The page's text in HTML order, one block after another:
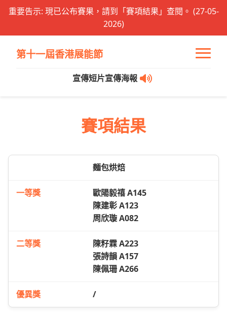
重要告示: 現已公布賽果，請到「賽項結果」查閱。 (27-05-
2026)
宣傳短片宣傳海報
第十一屆香港展能節
賽項結果
麵包烘焙
歐陽毅禧 A145
陳建彰 A123
周欣璇 A082
陳籽霖 A223
張詩韻 A157
陳佩珊 A266
/